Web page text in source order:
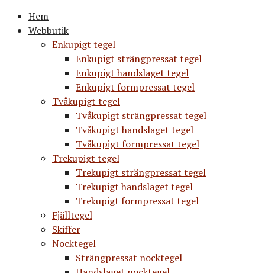
Hem
Webbutik
Enkupigt tegel
Enkupigt strängpressat tegel
Enkupigt handslaget tegel
Enkupigt formpressat tegel
Tvåkupigt tegel
Tvåkupigt strängpressat tegel
Tvåkupigt handslaget tegel
Tvåkupigt formpressat tegel
Trekupigt tegel
Trekupigt strängpressat tegel
Trekupigt handslaget tegel
Trekupigt formpressat tegel
Fjälltegel
Skiffer
Nocktegel
Strängpressat nocktegel